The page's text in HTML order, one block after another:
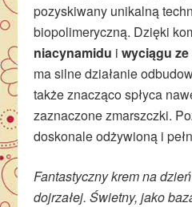
pozyskiwany unikalną
biopolimeryczną. Dzięki
niacynamidu iwyciągu
ma silne działanie
także znacząco spłyca
zaznaczone zmarszczki.
doskonale odżywioną i
Fantastyczny krem na
dojrzałej. Świetny, jako